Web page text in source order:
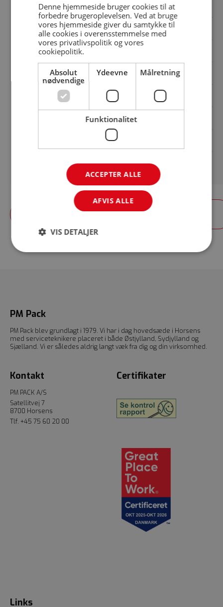
Vakuumpakker
Krympetunnel
Rundbord
Posesvejser
Strækfilmsmaskine
Brugte pakkemaskiner
Kontakt os
PM Pack
PM Pack blev grundlagt i 1979. Vi har i dag hovedsæde i Horsens
med serviceteknikere placeret i både Østjylland, Sydjylland og
Sjælland. Vi er således aldrig langt væk fra dig og din virksomhed.
Kontakt
PM PACK A/S
Satellitvej 7
8700 Horsens
Tlf. +45 75 60 20 00
Links
Certifikater
Denne hjemmeside bruger cookies til at
forbedre brugeroplevelsen. Ved at bruge
vores hjemmeside giver du samtykke til
alle cookies i overensstemmelse med
vores privatlivspolitik og vores
cookiepolitik.
Absolut
nødvendige
Ydeevne Målretning
Funktionalitet
ACCEPTER ALLE
AFVIS ALLE
VIS DETALJER